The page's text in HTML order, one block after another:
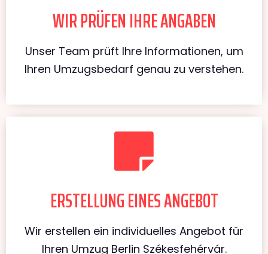
WIR PRÜFEN IHRE ANGABEN
Unser Team prüft Ihre Informationen, um
Ihren Umzugsbedarf genau zu verstehen.
ERSTELLUNG EINES ANGEBOT
Wir erstellen ein individuelles Angebot für
Ihren Umzug Berlin Székesfehérvár.